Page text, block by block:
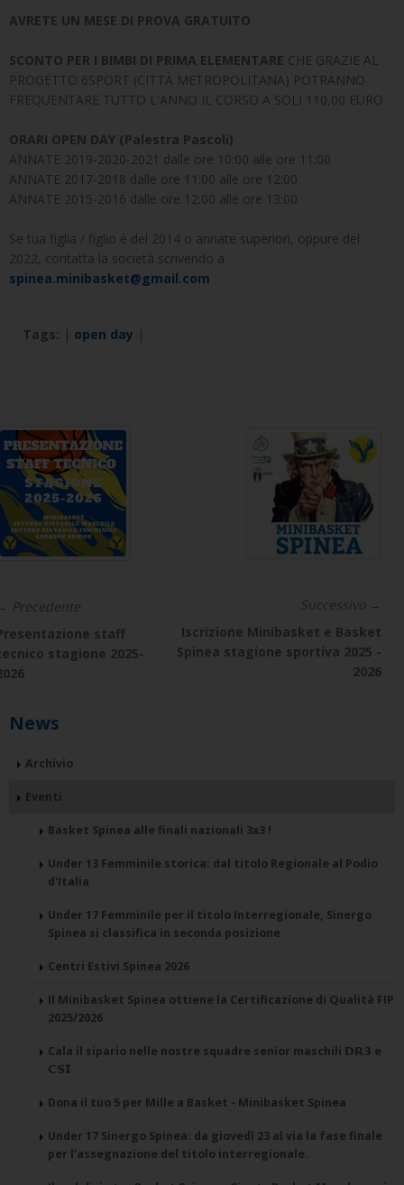
AVRETE UN MESE DI PROVA GRATUITO
SCONTO PER I BIMBI DI PRIMA ELEMENTARE CHE GRAZIE AL
PROGETTO 6SPORT (CITTÀ METROPOLITANA) POTRANNO
FREQUENTARE TUTTO L'ANNO IL CORSO A SOLI 110,00 EURO
ORARI OPEN DAY (Palestra Pascoli)
ANNATE 2019-2020-2021 dalle ore 10:00 alle ore 11:00
ANNATE 2017-2018 dalle ore 11:00 alle ore 12:00
ANNATE 2015-2016 dalle ore 12:00 alle ore 13:00
Se tua figlia / figlio è del 2014 o annate superiori, oppure del
2022, contatta la società scrivendo a
spinea.minibasket@gmail.com
Tags: | open day |
Precedente
staff
stagione 2025-
Successivo →
Iscrizione Minibasket e Basket
Spinea stagione sportiva 2025 -
2026
News
Archivio
Eventi
Basket Spinea alle finali nazionali 3x3 !
Under 13 Femminile storica: dal titolo Regionale al Podio
d'Italia
Under 17 Femminile per il titolo Interregionale, Sinergo
Spinea si classifica in seconda posizione
Centri Estivi Spinea 2026
Il Minibasket Spinea ottiene la Certificazione di Qualità FIP
2025/2026
Cala il sipario nelle nostre squadre senior maschili 𝗗𝗥𝟯 e
𝗖𝗦𝗜
Dona il tuo 5 per Mille a Basket - Minibasket Spinea
Under 17 Sinergo Spinea: da giovedì 23 al via la fase finale
per l’assegnazione del titolo interregionale.